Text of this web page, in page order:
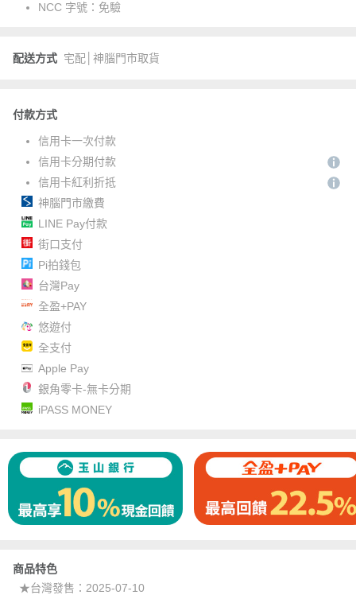
NCC 字號： 免驗
配送方式 宅配│神腦門市取貨
付款方式
信用卡一次付款
信用卡分期付款
信用卡紅利折抵
神腦門市繳費
LINE Pay付款
街口支付
Pi拍錢包
台灣Pay
全盈+PAY
悠遊付
全支付
Apple Pay
銀角零卡-無卡分期
iPASS MONEY
商品特色
★台灣發售：2025-07-10